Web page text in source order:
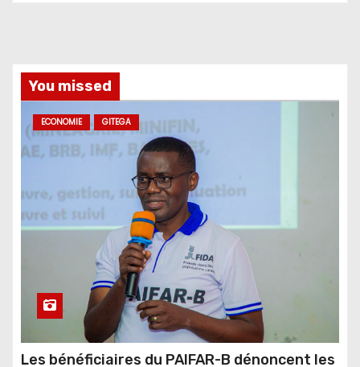
You missed
ECONOMIE GITEGA
Les bénéficiaires du PAIFAR-B dénoncent les